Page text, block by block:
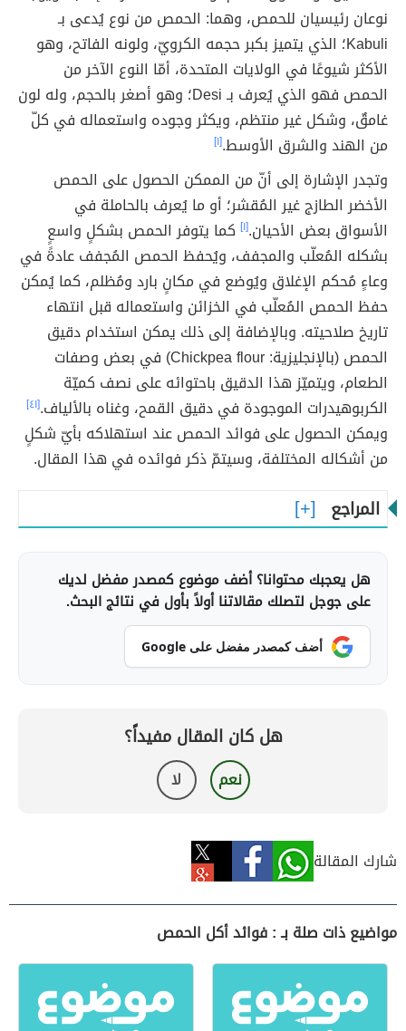
نوعان رئيسيان للحمص، وهما: الحمص من نوع يُدعى بـ
Kabuli؛ الذي يتميز بكبر حجمه الكرويّ، ولونه الفاتح، وهو
الأكثر شيوعًا في الولايات المتحدة، أمّا النوع الآخر من
الحمص فهو الذي يُعرف بـ Desi؛ وهو أصغر بالحجم، وله لون
غامقٌ، وشكل غير منتظم، ويكثر وجوده واستعماله في كلّ
من الهند والشرق الأوسط.[١]
وتجدر الإشارة إلى أنّ من الممكن الحصول على الحمص
الأخضر الطازج غير المُقشر؛ أو ما يُعرف بالحاملة في
الأسواق بعض الأحيان.[١] كما يتوفر الحمص بشكلٍ واسعٍ
بشكله المُعلّب والمجفف، ويُحفظ الحمص المُجفف عادةً في
وعاءٍ مُحكم الإغلاق ويُوضع في مكانٍ بارد ومُظلم، كما يُمكن
حفظ الحمص المُعلّب في الخزائن واستعماله قبل انتهاء
تاريخ صلاحيته. وبالإضافة إلى ذلك يمكن استخدام دقيق
الحمص (بالإنجليزية: Chickpea flour) في بعض وصفات
الطعام، ويتميّز هذا الدقيق باحتوائه على نصف كميّة
الكربوهيدرات الموجودة في دقيق القمح، وغناه بالألياف.[٤١]
ويمكن الحصول على فوائد الحمص عند استهلاكه بأيّ شكلٍ
من أشكاله المختلفة، وسيتمّ ذكر فوائده في هذا المقال.
المراجع
هل يعجبك محتوانا؟ أضف موضوع كمصدر مفضل لديك
على جوجل لتصلك مقالاتنا أولاً بأول في نتائج البحث.
أضف كمصدر مفضل على Google
هل كان المقال مفيداً؟
نعم لا
شارك المقالة
مواضيع ذات صلة بـ : فوائد أكل الحمص